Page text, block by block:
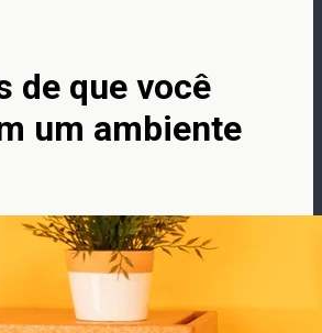
de que você
um ambiente